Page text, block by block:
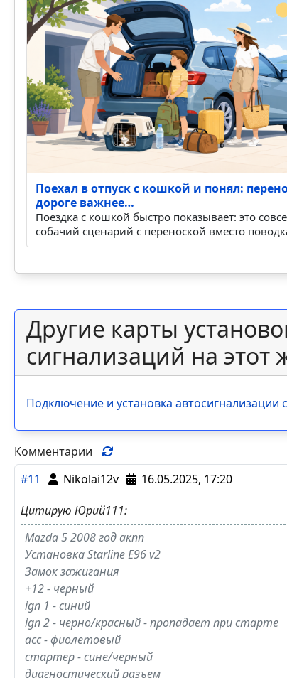
Поехал в отпуск с кошкой и понял:
дороге важнее…
Поездка с кошкой быстро показывает: это
собачий сценарий с переноской вместо
Другие карты
сигнализаций на этот
Подключение и установка
Комментарии
#11
Nikolai12v 16.05.2025, 17:20
Цитирую Юрий111:
Mazda 5 2008 год акпп
Установка Starline E96 v2
Замок зажигания
+12 - черный
ign 1 - синий
ign 2 - черно/красный - пропадает при старте
асс - фиолетовый
стартер - сине/черный
диагностический разъем